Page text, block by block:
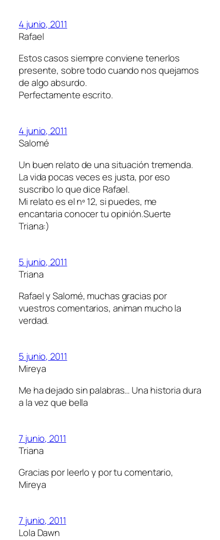
4 junio, 2011
Rafael
Estos casos siempre conviene tenerlos
presente, sobre todo cuando nos quejamos
de algo absurdo.
Perfectamente escrito.
4 junio, 2011
Salomé
Un buen relato de una situación tremenda.
La vida pocas veces es justa, por eso
suscribo lo que dice Rafael.
Mi relato es el nº 12, si puedes, me
encantaria conocer tu opinión.Suerte
Triana:)
5 junio, 2011
Triana
Rafael y Salomé, muchas gracias por
vuestros comentarios, animan mucho la
verdad.
5 junio, 2011
Mireya
Me ha dejado sin palabras… Una historia dura
a la vez que bella
7 junio, 2011
Triana
Gracias por leerlo y por tu comentario,
Mireya
7 junio, 2011
Lola Dawn